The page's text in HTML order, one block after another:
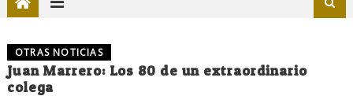
OTRAS NOTICIAS
Juan Marrero: Los 80 de un extraordinario
colega